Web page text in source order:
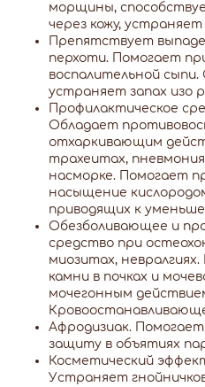
морщины,
через кожу, устраняет
Препятствует
перхоти. Помогает
воспалительной
устраняет запах изо
Профилактическое
Обладает
отхаркивающим
трахеитах,
насморке. Помогает
насыщение
приводящих к
Обезболивающее и
средство при
миозитах,
камни в почках и
мочегонным
Афродизиак.
защиту в объятиях
Косметический
Устраняет